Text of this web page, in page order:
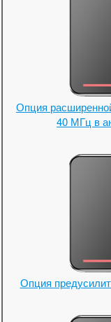
Опция
40 МГц в
Опция